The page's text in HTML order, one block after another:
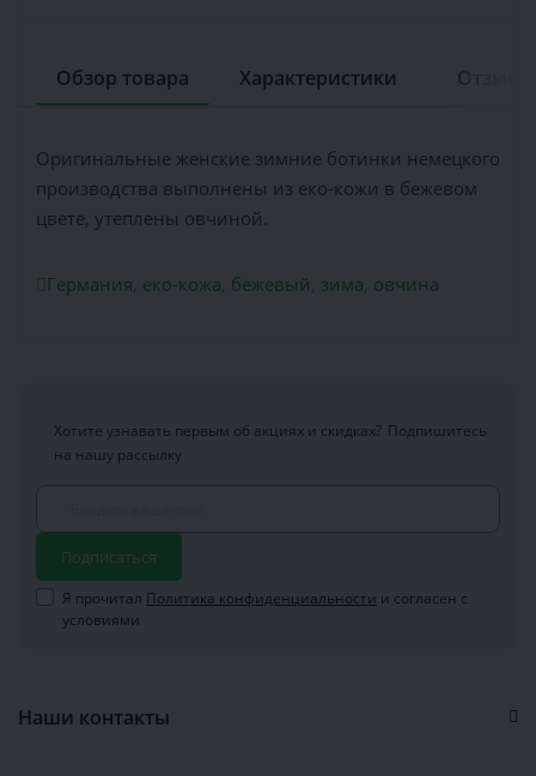
Обзор товара Характеристики
Оригинальные женские зимние ботинки немецкого
производства выполнены из еко-кожи в бежевом
цвете, утеплены овчиной.
Германия, еко-кожа, бежевый, зима, овчина
Хотите узнавать первым об акциях и скидках? Подпишитесь
на нашу рассылку
Подписаться
Я прочитал Политика конфиденциальности и согласен с
условиями
Наши контакты